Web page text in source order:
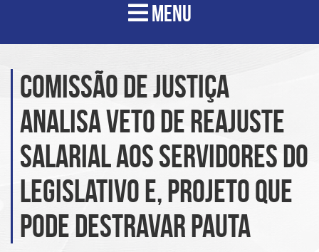
MENU
Comissão de Justiça
analisa veto de reajuste
salarial aos servidores do
Legislativo e, projeto que
pode destravar pauta